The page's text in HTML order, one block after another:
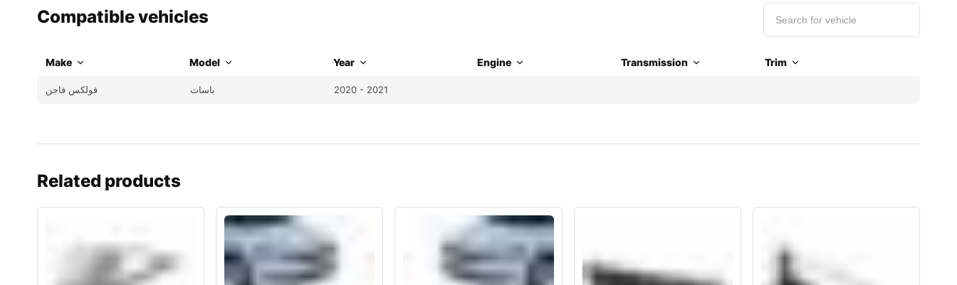
Compatible vehicles
Make Model Year Engine Transmission Trim
فولكس فاجن باسات 2020 - 2021
Related products